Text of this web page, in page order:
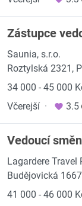
Zástupce
Saunia, s.r.o.
Roztylská 2321,
34 000 - 45 000
Včerejší · 3.5
Vedoucí
Lagardere Travel
Budějovická
41 000 - 46 000